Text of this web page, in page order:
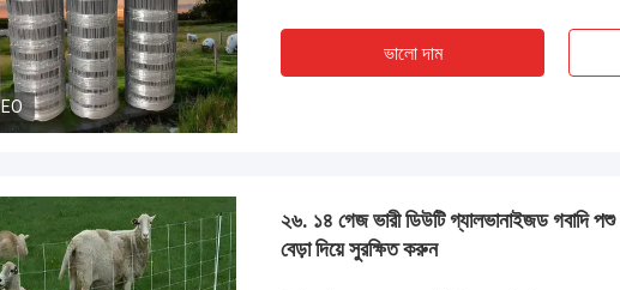
ভালো দাম
২৬. ১৪ গেজ ভারী ডিউটি গ্যালভানাইজড গবাদি
বেড়া দিয়ে সুরক্ষিত করুন